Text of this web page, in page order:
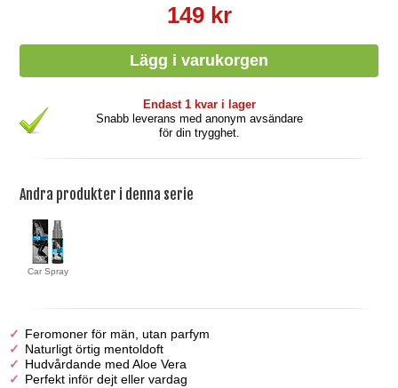
149 kr
Endast 1 kvar i lager
Snabb leverans med anonym avsändare
för din trygghet.
Andra produkter i denna serie
Car Spray
Feromoner för män, utan parfym
Naturligt örtig mentoldoft
Hudvårdande med Aloe Vera
Perfekt inför dejt eller vardag